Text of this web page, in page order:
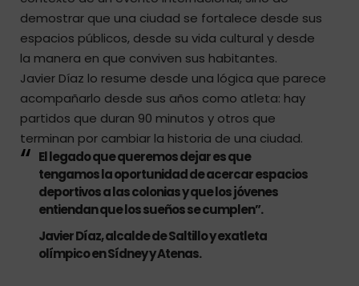
demostrar que una ciudad se fortalece desde sus
espacios públicos, desde su vida cultural y desde
la manera en que conviven sus habitantes.
Javier Díaz lo resume desde una lógica que parece
acompañarlo desde sus años como atleta: hay
partidos que duran 90 minutos y otros que
terminan por cambiar la historia de una ciudad.
El legado que queremos dejar es que
tengamos la oportunidad de acercar espacios
deportivos a las colonias y que los jóvenes
entiendan que los sueños se cumplen”.
Javier Díaz, alcalde de Saltillo y exatleta
olímpico en Sídney y Atenas.